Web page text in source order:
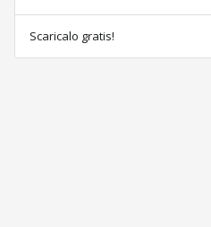
Scaricalo gratis!